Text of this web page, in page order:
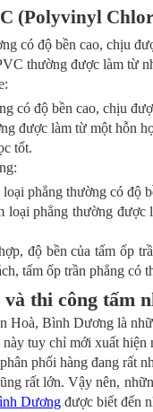
(Polyvinyl
có độ bền cao, chịu
thường được làm từ
có độ bền cao, chịu
được làm từ một hỗn
tốt.
phẳng thường có độ
loại phẳng thường được
độ bền của tấm ốp
tấm ốp trần phẳng
thi công tấm
Hoà, Bình Dương là
này tuy chỉ mới xuất
phối hàng đang rất
rất lớn. Vậy nên,
Dương được biết đến